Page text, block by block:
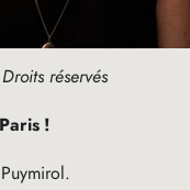
Droits réservés
!